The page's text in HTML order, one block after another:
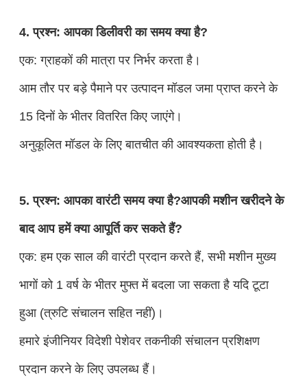
4. प्रश्न: आपका डिलीवरी का समय क्या है?
एक: ग्राहकों की मात्रा पर निर्भर करता है।
आम तौर पर बड़े पैमाने पर उत्पादन मॉडल जमा प्राप्त करने के
15 दिनों के भीतर वितरित किए जाएंगे।
अनुकूलित मॉडल के लिए बातचीत की आवश्यकता होती है।
5. प्रश्न: आपका वारंटी समय क्या है?आपकी मशीन खरीदने के
बाद आप हमें क्या आपूर्ति कर सकते हैं?
एक: हम एक साल की वारंटी प्रदान करते हैं, सभी मशीन मुख्य
भागों को 1 वर्ष के भीतर मुफ्त में बदला जा सकता है यदि टूटा
हुआ (त्रुटि संचालन सहित नहीं)।
हमारे इंजीनियर विदेशी पेशेवर तकनीकी संचालन प्रशिक्षण
प्रदान करने के लिए उपलब्ध हैं।